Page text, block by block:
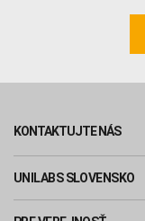
KONTAKTUJTE NÁS
UNILABS SLOVENSKO